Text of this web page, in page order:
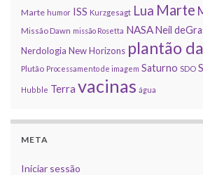
Marte humor ISS Kurzgesagt Lua Marte
Missão Dawn missão Rosetta NASANeil
Nerdologia New Horizons plantão
Plutão Processamento de imagem Saturno SDO
Hubble Terra vacinas água
META
Iniciar sessão